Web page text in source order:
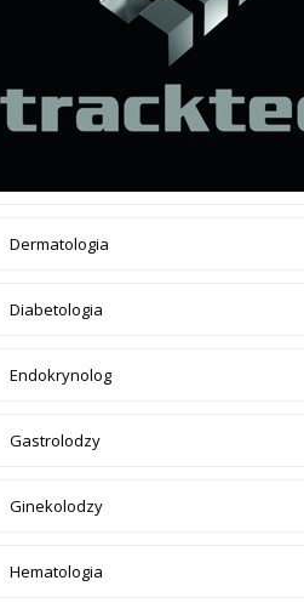
Badanie żył dopplerem
Chirurdzy
Dermatologia
Diabetologia
Endokrynolog
Gastrolodzy
Ginekolodzy
Hematologia